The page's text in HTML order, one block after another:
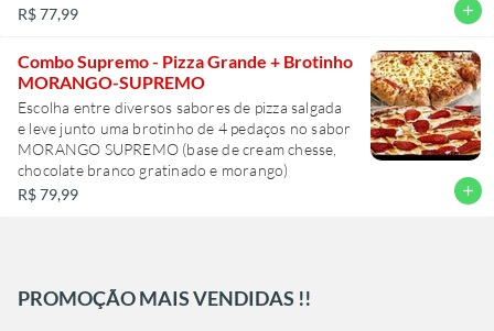
R$ 77,99
add
Combo Supremo - Pizza Grande + Brotinho
MORANGO-SUPREMO
Escolha entre diversos sabores de pizza salgada
e leve junto uma brotinho de 4 pedaços no sabor
MORANGO SUPREMO (base de cream chesse,
chocolate branco gratinado e morango)
R$ 79,99
add
PROMOÇÃO MAIS VENDIDAS !!